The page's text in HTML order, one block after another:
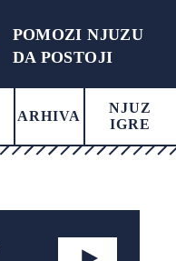
POMOZI NJUZU
DA POSTOJI
ARHIVA
NJUZ
IGRE